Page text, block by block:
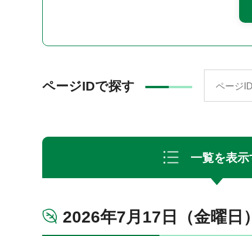
ページIDで探す
一覧を表示
2026年7月17日（金曜日